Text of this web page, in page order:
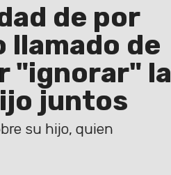
de por
llamado de
"ignorar" la
juntos
su hijo, quien